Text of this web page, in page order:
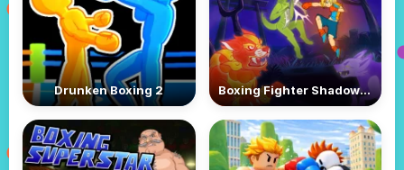
Drunken Boxing 2 Boxing Fighter Shadow Battle